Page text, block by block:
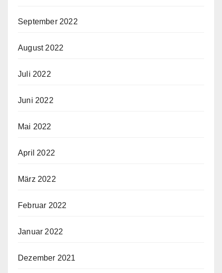
September 2022
August 2022
Juli 2022
Juni 2022
Mai 2022
April 2022
März 2022
Februar 2022
Januar 2022
Dezember 2021